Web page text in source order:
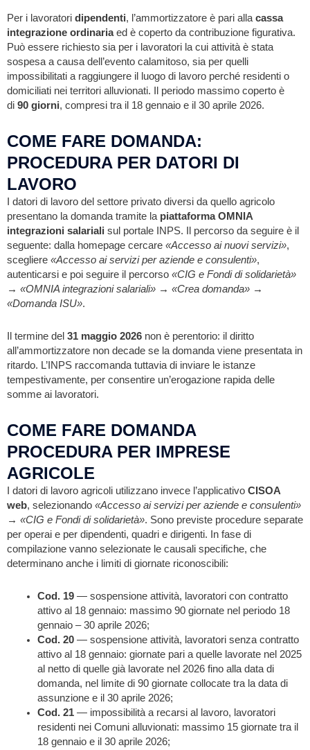
Per i lavoratori dipendenti, l’ammortizzatore è pari alla cassa
integrazione ordinariaed è coperto da contribuzione figurativa.
Può essere richiesto sia per i lavoratori la cui attività è stata
sospesa a causa dell’evento calamitoso, sia per quelli
impossibilitati a raggiungere il luogo di lavoro perché residenti o
domiciliati nei territori alluvionati. Il periodo massimo coperto è
di 90 giorni, compresi tra il 18 gennaio e il 30 aprile 2026.
COME FARE DOMANDA:
PROCEDURA PER DATORI DI
LAVORO
I datori di lavoro del settore privato diversi da quello agricolo
presentano la domanda tramite la piattaforma OMNIA
integrazioni salariali sul portale INPS. Il percorso da seguire è il
seguente: dalla homepage cercare «Accesso ai nuovi servizi»,
scegliere «Accesso ai servizi per aziende e consulenti»,
autenticarsi e poi seguire il percorso «CIG e Fondi di solidarietà»
→ «OMNIA integrazioni salariali» → «Crea domanda» →
«Domanda ISU».
Il termine del 31 maggio 2026 non è perentorio: il diritto
all’ammortizzatore non decade se la domanda viene presentata in
ritardo. L’INPS raccomanda tuttavia di inviare le istanze
tempestivamente, per consentire un’erogazione rapida delle
somme ai lavoratori.
COME FARE DOMANDA
PROCEDURA PER IMPRESE
AGRICOLE
I datori di lavoro agricoli utilizzano invece l’applicativo CISOA
web, selezionando «Accesso ai servizi per aziende e consulenti»
→ «CIG e Fondi di solidarietà». Sono previste procedure separate
per operai e per dipendenti, quadri e dirigenti. In fase di
compilazione vanno selezionate le causali specifiche, che
determinano anche i limiti di giornate riconoscibili:
Cod. 19— sospensione attività, lavoratori con contratto
attivo al 18 gennaio: massimo 90 giornate nel periodo 18
gennaio – 30 aprile 2026;
Cod. 20— sospensione attività, lavoratori senza contratto
attivo al 18 gennaio: giornate pari a quelle lavorate nel 2025
al netto di quelle già lavorate nel 2026 fino alla data di
domanda, nel limite di 90 giornate collocate tra la data di
assunzione e il 30 aprile 2026;
Cod. 21— impossibilità a recarsi al lavoro, lavoratori
residenti nei Comuni alluvionati: massimo 15 giornate tra il
18 gennaio e il 30 aprile 2026;